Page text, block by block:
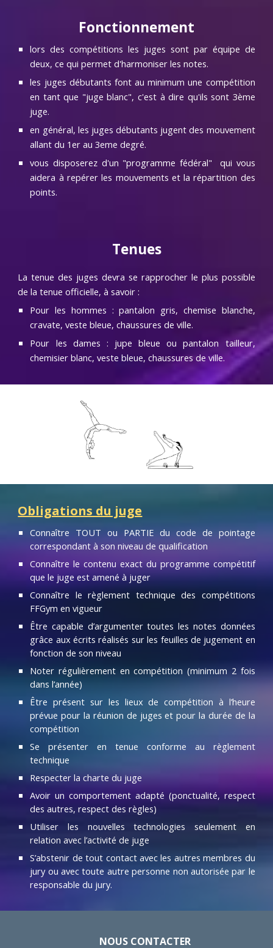
Fonctionnement
lors des compétitions les juges sont par équipe de
deux, ce qui permet d'harmoniser les notes.
les juges débutants font au minimum une compétition
en tant que "juge blanc", c'est à dire qu'ils sont 3ème
juge.
en général, les juges débutants jugent des mouvement
allant du 1er au 3eme degré.
vous disposerez d'un "programme fédéral" qui vous
aidera à repérer les mouvements et la répartition des
points.
Tenues
La tenue des juges devra se rapprocher le plus possible
de la tenue officielle, à savoir :
Pour les hommes : pantalon gris, chemise blanche,
cravate, veste bleue, chaussures de ville.
Pour les dames : jupe bleue ou pantalon tailleur,
chemisier blanc, veste bleue, chaussures de ville.
Obligations du juge
Connaître TOUT ou PARTIE du code de pointage
correspondant à son niveau de qualification
Connaître le contenu exact du programme compétitif
que le juge est amené à juger
Connaître le règlement technique des compétitions
FFGym en vigueur
Être capable d’argumenter toutes les notes données
grâce aux écrits réalisés sur les feuilles de jugement en
fonction de son niveau
Noter régulièrement en compétition (minimum 2 fois
dans l’année)
Être présent sur les lieux de compétition à l’heure
prévue pour la réunion de juges et pour la durée de la
compétition
Se présenter en tenue conforme au règlement
technique
Respecter la charte du juge
Avoir un comportement adapté (ponctualité, respect
des autres, respect des règles)
Utiliser les nouvelles technologies seulement en
relation avec l’activité de juge
S’abstenir de tout contact avec les autres membres du
jury ou avec toute autre personne non autorisée par le
responsable du jury.
NOUS CONTACTER